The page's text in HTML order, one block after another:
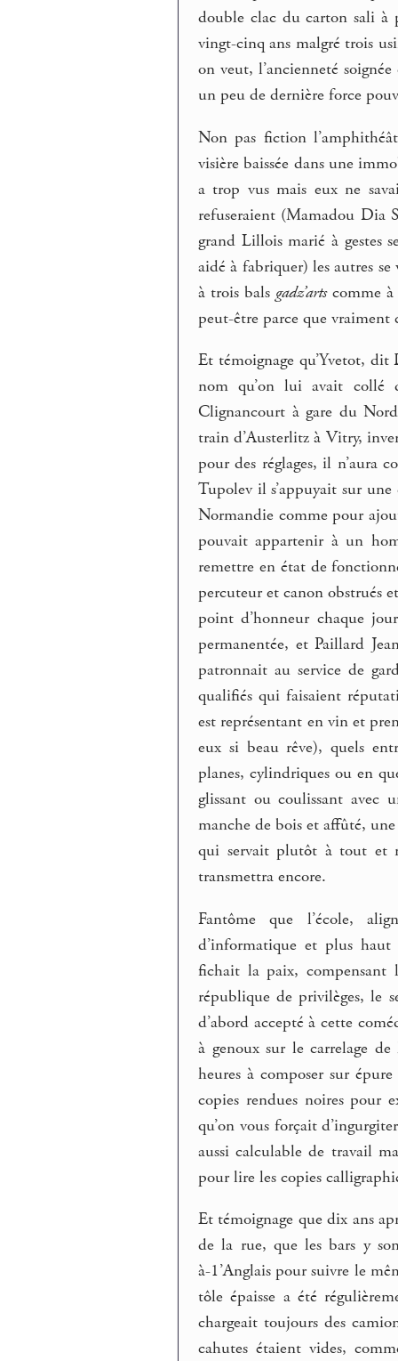
double clac du carton sali à
vingt-cinq ans malgré trois
on veut, l’ancienneté
un peu de dernière force
Non pas fiction
visière baissée dans une
a trop vus mais eux ne
refuseraient (Mamadou Dia
grand Lillois marié à gestes
aidé à fabriquer) les autres
à trois bals gadz’artscomme à
peut-être parce que
Et témoignage qu’Yvetot,
nom qu’on lui avait collé
Clignancourt à gare du
train d’Austerlitz à Vitry,
pour des réglages, il n’aura
Tupolev il s’appuyait sur
Normandie comme pour
pouvait appartenir à un
remettre en état de
percuteur et canon obstrués
point d’honneur chaque
permanentée, et Paillard
patronnait au service de
qualifiés qui faisaient
est représentant en vin et
eux si beau rêve), quels
planes, cylindriques ou en
glissant ou coulissant
manche de bois et affûté,
qui servait plutôt à tout et
transmettra encore.
Fantôme que l’école,
d’informatique et plus
fichait la paix, compensant
république de privilèges, le
d’abord accepté à cette
à genoux sur le carrelage
heures à composer sur
copies rendues noires pour
qu’on vous forçait
aussi calculable de travail
pour lire les copies
Et témoignage que dix ans
de la rue, que les bars y
à-1’Anglais pour suivre le
tôle épaisse a été
chargeait toujours des
cahutes étaient vides,